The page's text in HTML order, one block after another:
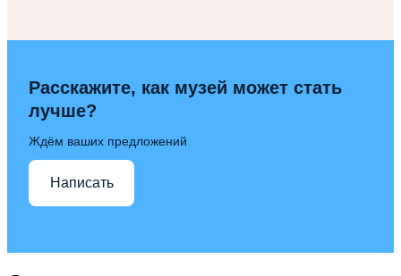
Расскажите, как музей может стать
лучше?
Ждём ваших предложений
Написать